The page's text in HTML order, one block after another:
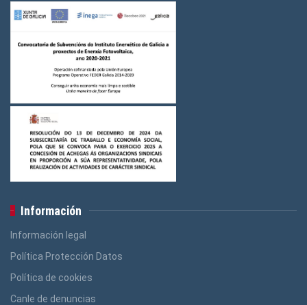
Información
Información legal
Política Protección Datos
Política de cookies
Canle de denuncias